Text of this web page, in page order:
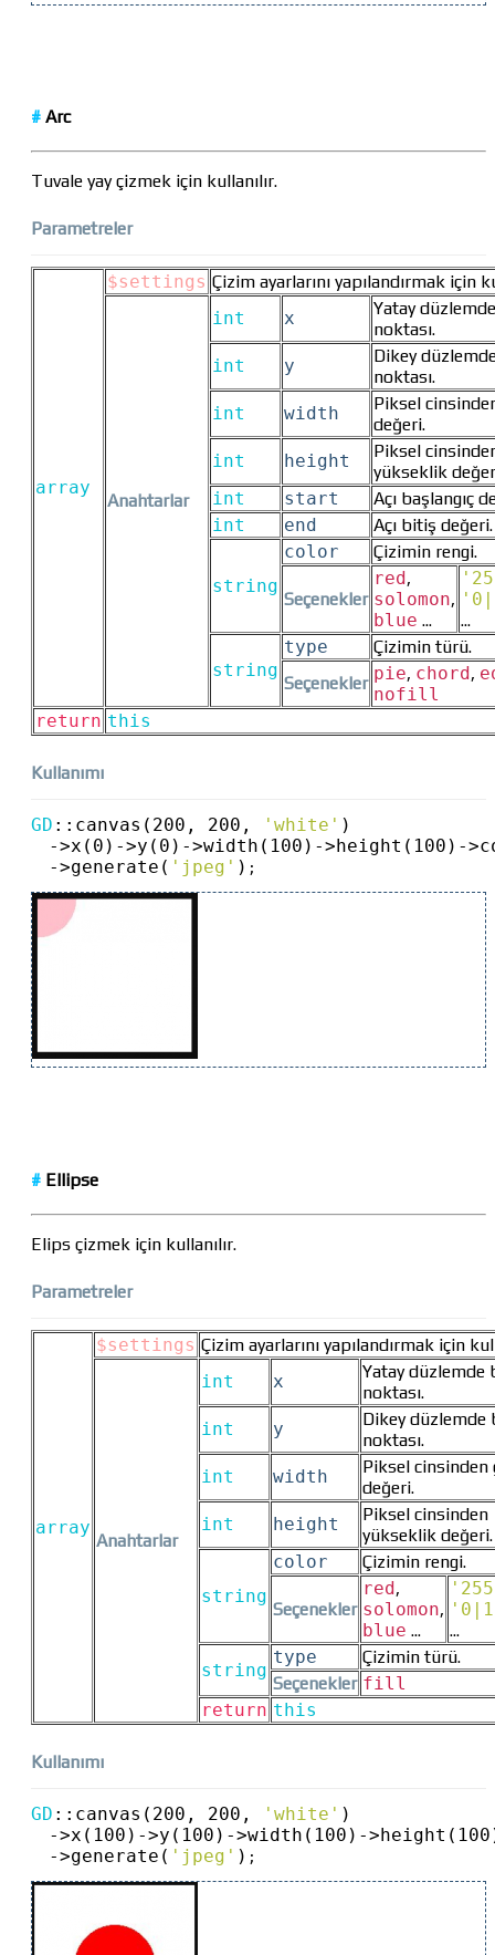
# Arc
Tuvale yay çizmek için kullanılır.
Parametreler
array
$settings Çizim ayarlarını yapılandırmak için
Anahtarlar
int x
Yatay
noktası.
int
y
Dikey
noktası.
int
width
Piksel
değeri.
int
height
Piksel
yükseklik
int
start
Açı başlangıç
int
end Açı bitiş değeri.
string
color Çizimin rengi.
Seçenekler
red ,
solomon,
blue ...
...
string
type
Çizimin türü.
Seçenekler pie, chord ,
nofill
return this
Kullanımı
GD :: canvas(200, 200, 'white' )
->x(0) ->y(0) ->width(100) -> height(100) ->
->generate( 'jpeg' ) ;
# Ellipse
Elips çizmek için kullanılır.
Parametreler
array
$settings Çizim ayarlarını yapılandırmak için
Anahtarlar
int x
Yatay düzlemde
noktası.
int
y
Dikey düzlemde
noktası.
int
width
Piksel cinsinden
değeri.
int
height
Piksel cinsinden
yükseklik değeri.
string
color Çizimin rengi.
Seçenekler
red,
solomon,
blue ...
...
string
type
Çizimin türü.
Seçenekler fill
return this
Kullanımı
GD :: canvas(200, 200, 'white' )
->x(100) ->y(100) ->width(100) ->
->generate( 'jpeg' ) ;